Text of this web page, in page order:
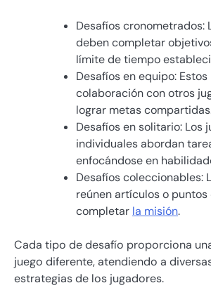
Desafíos cronometrados:
deben completar
límite de tiempo
Desafíos en equipo:
colaboración con otros
lograr metas
Desafíos en solitario: Los
individuales abordan
enfocándose en
Desafíos coleccionables:
reúnen artículos o
completar la misión.
Cada tipo de desafío proporciona
juego diferente, atendiendo a
estrategias de los jugadores.